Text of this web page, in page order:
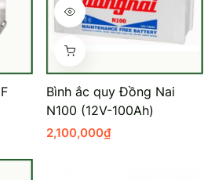
Bình ắc quy Đồng Nai
N100 (12V-100Ah)
2,100,000₫